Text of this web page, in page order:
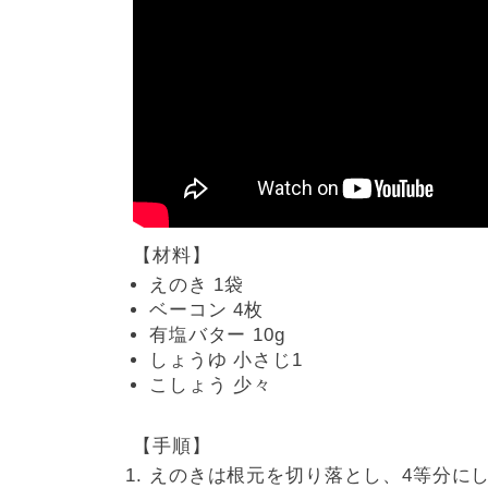
【材料】
えのき 1袋
ベーコン 4枚
有塩バター 10g
しょうゆ 小さじ1
こしょう 少々
【手順】
えのきは根元を切り落とし、4等分に